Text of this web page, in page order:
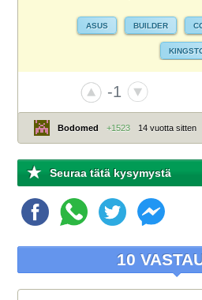
ASUS BUILDER
-1
Bodomed +1523 14 vuotta sitten
Seuraa tätä kysymystä
10